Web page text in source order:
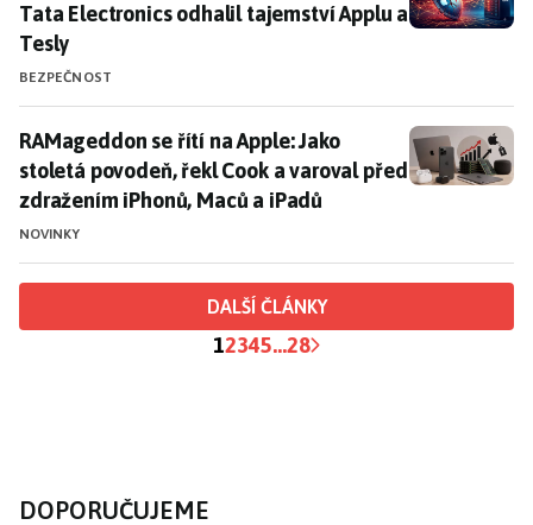
Tata Electronics odhalil tajemství Applu a
Tesly
BEZPEČNOST
RAMageddon se řítí na Apple: Jako stoletá povodeň,
RAMageddon se řítí na Apple: Jako
stoletá povodeň, řekl Cook a varoval před
zdražením iPhonů, Maců a iPadů
NOVINKY
DALŠÍ ČLÁNKY
12345...28
DOPORUČUJEME